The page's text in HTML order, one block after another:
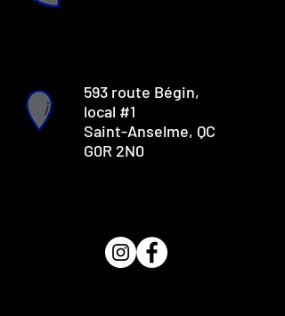
593 route Bégin,
local #1
Saint-Anselme, QC
G0R 2N0